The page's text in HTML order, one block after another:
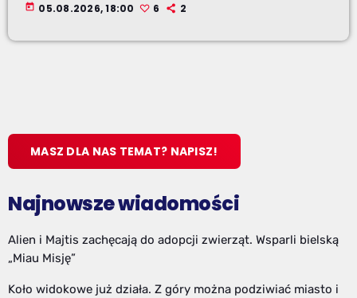
today 05.08.2026, 18:00 6 2
MASZ DLA NAS TEMAT? NAPISZ!
Najnowsze wiadomości
Alien i Majtis zachęcają do adopcji zwierząt. Wsparli bielską
„Miau Misję”
Koło widokowe już działa. Z góry można podziwiać miasto i